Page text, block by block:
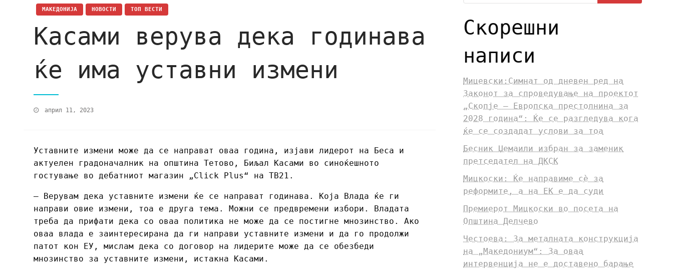
МАКЕДОНИЈА НОВОСТИ ТОП ВЕСТИ
Касами верува дека годинава
ќе има уставни измени
април 11, 2023
Уставните измени може да се направат оваа година, изјави лидерот на Беса и
актуелен градоначалник на општина Тетово, Биљал Касами во синоќешното
гостување во дебатниот магазин „Click Plus“ на ТВ21.
– Верувам дека уставните измени ќе се направат годинава. Која Влада ќе ги
направи овие измени, тоа е друга тема. Можни се предвремени избори. Владата
треба да прифати дека со оваа политика не може да се постигне мнозинство. Ако
оваа влада е заинтересирана да ги направи уставните измени и да го продолжи
патот кон ЕУ, мислам дека со договор на лидерите може да се обезбеди
мнозинство за уставните измени, истакна Касами.
Скорешни
написи
Мицевски:Симнат од дневен ред на
Законот за спроведување на проектот
„Скопје – Европска престолнина за
2028 година“: Ќе се разгледува кога
ќе се создадат услови за тоа
Бесник Џемаили избран за заменик
претседател на ДКСК
Мицкоски: Ќе направиме сè за
реформите, а на ЕК е да суди
Премиерот Мицкоски во посета на
Општина Делчево
Честоева: За металната конструкција
на „Македониум“: За оваа
интервенција не е доставено барање